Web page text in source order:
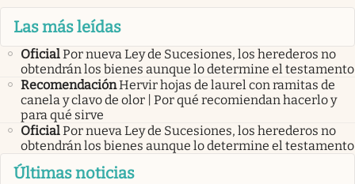
Las más leídas
OficialPor nueva Ley de Sucesiones, los herederos no
obtendrán los bienes aunque lo determine el testamento
RecomendaciónHervir hojas de laurel con ramitas de
canela y clavo de olor | Por qué recomiendan hacerlo y
para qué sirve
OficialPor nueva Ley de Sucesiones, los herederos no
obtendrán los bienes aunque lo determine el testamento
Últimas noticias